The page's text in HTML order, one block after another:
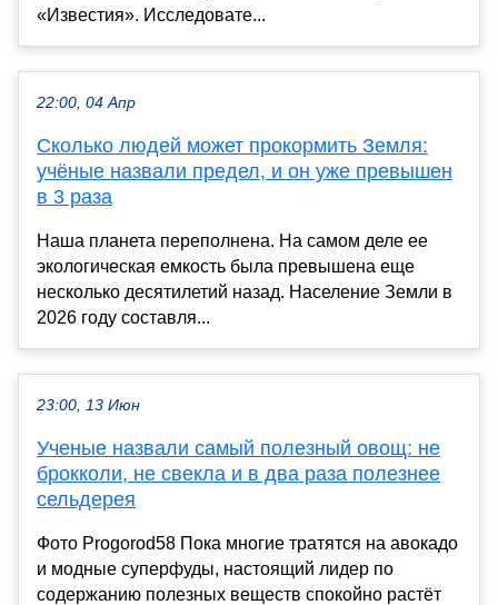
«Известия». Исследовате...
22:00, 04 Апр
Сколько людей может прокормить Земля:
учёные назвали предел, и он уже превышен
в 3 раза
Наша планета переполнена. На самом деле ее
экологическая емкость была превышена еще
несколько десятилетий назад. Население Земли в
2026 году составля...
23:00, 13 Июн
Ученые назвали самый полезный овощ: не
брокколи, не свекла и в два раза полезнее
сельдерея
Фото Progorod58 Пока многие тратятся на авокадо
и модные суперфуды, настоящий лидер по
содержанию полезных веществ спокойно растёт